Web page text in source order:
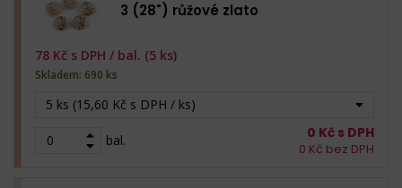
3 (28") růžové zlato
5 ks (15,60 Kč s DPH / ks)
bal.
78 Kč s DPH / bal. (5 ks)
Skladem: 690 ks
0 Kč s DPH
0 Kč bez DPH